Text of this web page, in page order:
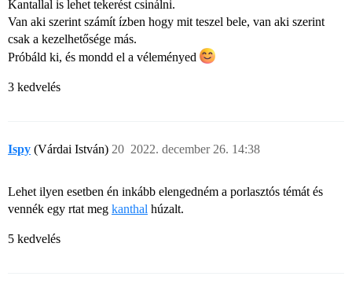
Kantallal is lehet tekerést csinálni.
Van aki szerint számít ízben hogy mit teszel bele, van aki szerint
csak a kezelhetősége más.
Próbáld ki, és mondd el a véleményed
3 kedvelés
Ispy (Várdai István) 2022. december 26. 14:38
20
Lehet ilyen esetben én inkább elengedném a porlasztós témát és
vennék egy rtat meg kanthal húzalt.
5 kedvelés